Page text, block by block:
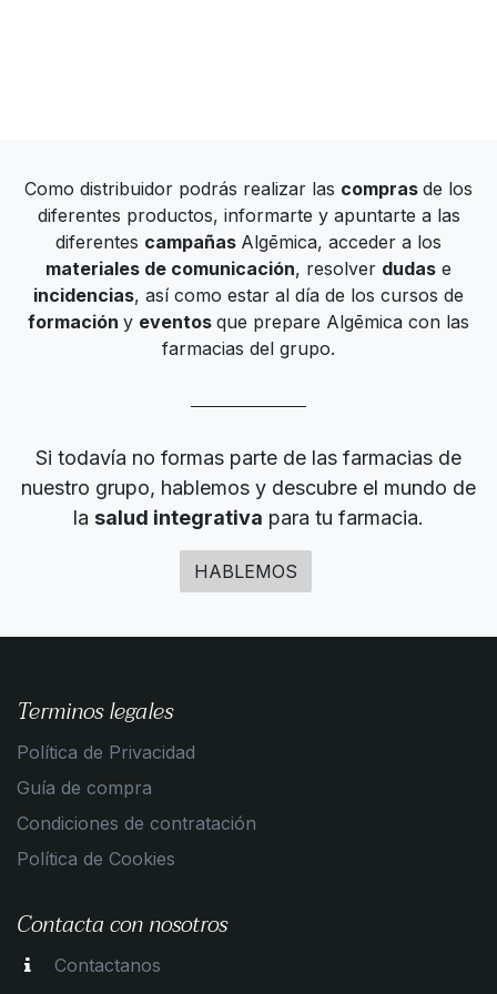
Como distribuidor podrás realizar las compras de los
diferentes productos, informarte y apuntarte a las
diferentes campañas Algēmica, acceder a los
materiales de comunicación, resolver dudas e
incidencias, así como estar al día de los cursos de
formación y eventos que prepare Algēmica con las
farmacias del grupo.
Si todavía no formas parte de las farmacias de
nuestro grupo, hablemos y descubre el mundo de
la salud integrativa para tu farmacia.
HABLEMOS
Terminos legales
Política de Privacidad
Guía de compra
Condiciones de contratación
Política de Cookies
Contacta con nosotros
Contactanos